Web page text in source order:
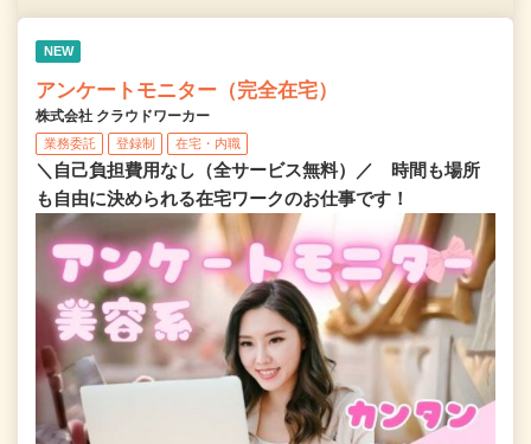
NEW
アンケートモニター（完全在宅）
株式会社 クラウドワーカー
業務委託 登録制 在宅・内職
＼自己負担費用なし（全サービス無料）／ 時間も場所
も自由に決められる在宅ワークのお仕事です！